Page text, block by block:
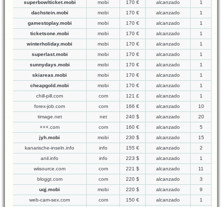
superbowlticket.mobi mobi 170 € alcanzado
1
dachstein.mobi
mobi 170 € alcanzado
1
gamestoplay.mobi
mobi 170 € alcanzado
1
ticketsone.mobi
mobi 170 € alcanzado
1
winterholiday.mobi
mobi 170 € alcanzado
1
superlast.mobi
mobi 170 € alcanzado
1
sunnydays.mobi
mobi 170 € alcanzado
1
skiareas.mobi
mobi 170 € alcanzado
1
cheapgold.mobi
mobi 170 € alcanzado
1
chill-pill.com
com 121 £ alcanzado
1
forex-job.com
com 166 € alcanzado
10
timage.net
net 240 $ alcanzado
20
×××.com
com 160 € alcanzado
5
jyh.mobi
mobi 230 $ alcanzado
15
kanarische-inseln.info
info 155 € alcanzado
2
anil.info
info 223 $ alcanzado
1
wiisource.com
com 221 $ alcanzado
11
bloggt.com
com 220 $ alcanzado
3
uqj.mobi
mobi 220 $ alcanzado
9
web-cam-sex.com
com 150 € alcanzado
1